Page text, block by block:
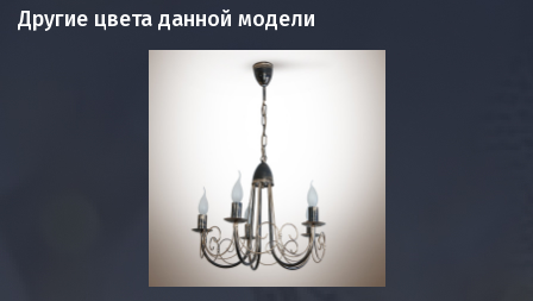
Другие цвета данной модели